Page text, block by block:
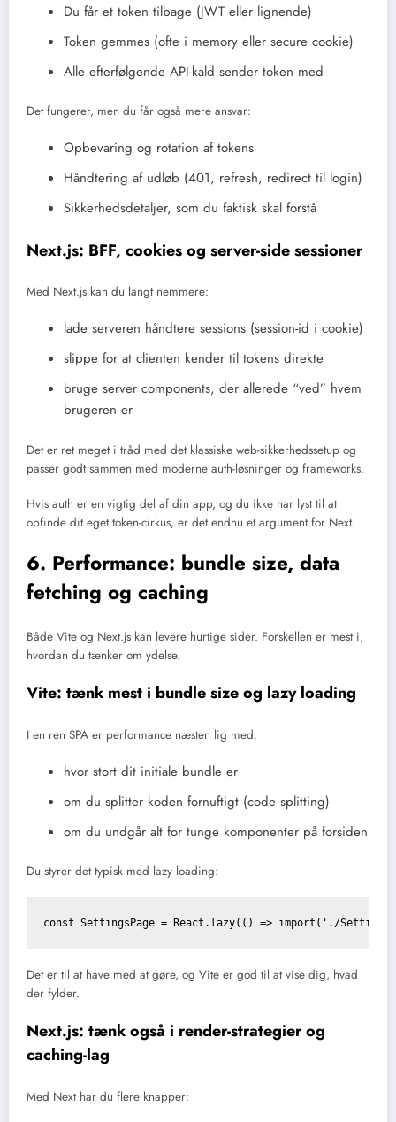
Du får et token tilbage (JWT eller lignende)
Token gemmes (ofte i memory eller secure cookie)
Alle efterfølgende API-kald sender token med
Det fungerer, men du får også mere ansvar:
Opbevaring og rotation af tokens
Håndtering af udløb (401, refresh, redirect til login)
Sikkerhedsdetaljer, som du faktisk skal forstå
Next.js: BFF, cookies og server-side sessioner
Med Next.js kan du langt nemmere:
lade serveren håndtere sessions (session-id i cookie)
slippe for at clienten kender til tokens direkte
bruge server components, der allerede “ved” hvem
brugeren er
Det er ret meget i tråd med det klassiske web-sikkerhedssetup og
passer godt sammen med moderne auth-løsninger og frameworks.
Hvis auth er en vigtig del af din app, og du ikke har lyst til at
opfinde dit eget token-cirkus, er det endnu et argument for Next.
6. Performance: bundle size, data
fetching og caching
Både Vite og Next.js kan levere hurtige sider. Forskellen er mest i,
hvordan du tænker om ydelse.
Vite: tænk mest i bundle size og lazy loading
I en ren SPA er performance næsten lig med:
hvor stort dit initiale bundle er
om du splitter koden fornuftigt (code splitting)
om du undgår alt for tunge komponenter på forsiden
Du styrer det typisk med lazy loading:
const SettingsPage = React.lazy(() => import('./
Det er til at have med at gøre, og Vite er god til at vise dig, hvad
der fylder.
Next.js: tænk også i render-strategier og
caching-lag
Med Next har du flere knapper: